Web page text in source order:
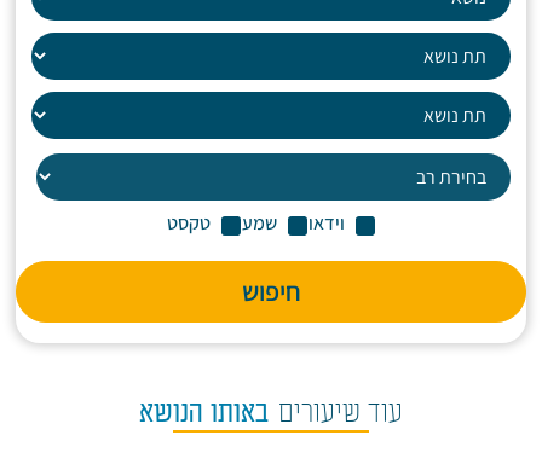
וידאו שמע טקסט
חיפוש
עוד שיעורים באותו הנושא